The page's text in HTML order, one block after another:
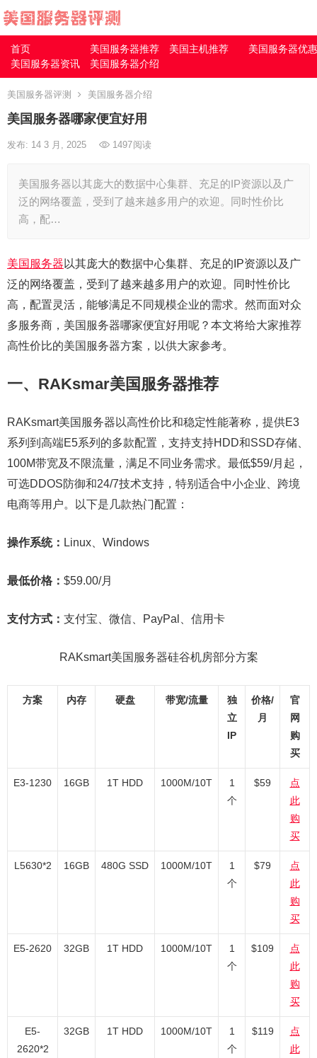
首页 美国服务器推荐 美国主机推荐
美国服务器优惠
美国服务器资讯
美国服务器介绍
美国服务器评测 美国服务器介绍
美国服务器哪家便宜好用
发布: 14 3 月, 2025 1497阅读
美国服务器以其庞大的数据中心集群、充足的IP资源以及广
泛的网络覆盖，受到了越来越多用户的欢迎。同时性价比
高，配…
美国服务器 以其庞大的数据中心集群、充足的IP资源以及广
泛的网络覆盖，受到了越来越多用户的欢迎。同时性价比
高，配置灵活，能够满足不同规模企业的需求。然而面对众
多服务商，美国服务器哪家便宜好用呢？本文将给大家推荐
高性价比的美国服务器方案，以供大家参考。
一、RAKsmar美国服务器推荐
RAKsmart美国服务器以高性价比和稳定性能著称，提供E3
系列到高端E5系列的多款配置，支持支持HDD和SSD存储、
100M带宽及不限流量，满足不同业务需求。最低$59/月起，
可选DDOS防御和24/7技术支持，特别适合中小企业、跨境
电商等用户。以下是几款热门配置：
操作系统： Linux、Windows
最低价格： $59.00/月
支付方式： 支付宝、微信、PayPal、信用卡
RAKsmart美国服务器硅谷机房部分方案
方案 内存 硬盘 带宽/流量
独
立
IP
价格/
月
官
网
购
买
E3-1230 16GB 1T HDD 1000M/10T
1
个
$59
点
此
购
买
L5630*2 16GB 480G SSD 1000M/10T
1
个
$79
点
此
购
买
E5-2620 32GB 1T HDD 1000M/10T
1
个
$109
点
此
购
买
E5-
2620*2
32GB 1T HDD 1000M/10T
1
个
$119
点
此